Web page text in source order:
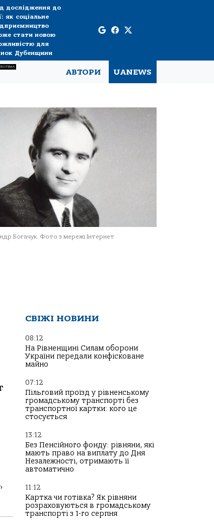
дослідження до
як соціальне
стати новою
для
Дубенщини
АВТОРИ UANEWS
Богачук. Фото з мережі Інтернет
СВІЖІ НОВИНИ
08:12
На Рівненщині Силам оборони
України передали конфісковане
майно
07:12
Пільговий проїзд у рівненському
громадському транспорті без
транспортної картки: кого це
стосується
13:12
Без Пенсійного фонду: рівняни, які
мають право на виплату до Дня
Незалежності, отримають її
автоматично
11:12
Картка чи готівка? Як рівняни
розраховуються в громадському
транспорті з 1-го серпня